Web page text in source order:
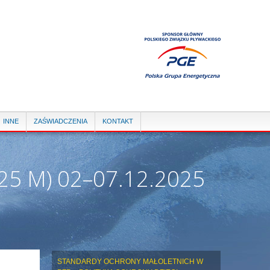
INNE ZAŚWIADCZENIA KONTAKT
M) 02–07.12.2025
STANDARDY OCHRONY MAŁOLETNICH W